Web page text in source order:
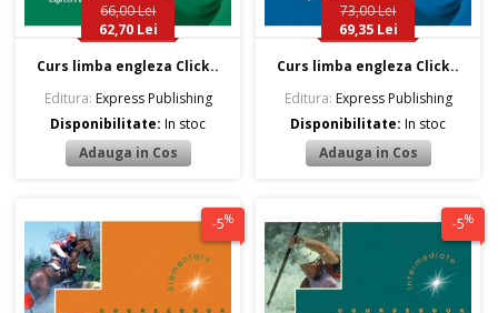
66,00 Lei
62,70 Lei
Curs limba engleza Click..
Editura: Express Publishing
Disponibilitate:In stoc
73,00 Lei
69,35 Lei
Curs limba engleza Click..
Editura: Express Publishing
Disponibilitate:In stoc
-5% -5%